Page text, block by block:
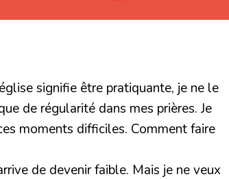
signifie être pratiquante, je ne le
de régularité dans mes prières. Je
moments difficiles. Comment faire
de devenir faible. Mais je ne veux